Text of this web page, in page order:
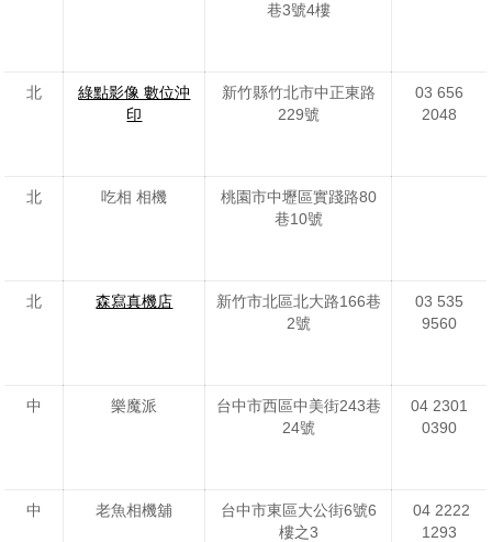
巷3號4樓
北
綠點影像 數位沖
印
新竹縣竹北市中正東路
229號
03 656
2048
北 吃相 相機
桃園市中壢區實踐路80
巷10號
北 森寫真機店
新竹市北區北大路166巷
2號
03 535
9560
中 樂魔派
台中市西區中美街243巷
24號
04 2301
0390
中 老魚相機舖
台中市東區大公街6號6
樓之3
04 2222
1293